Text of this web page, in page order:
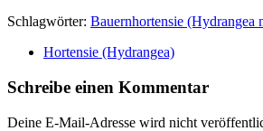
Schlagwörter: Bauernhortensie (Hydrangea
Hortensie (Hydrangea)
Schreibe einen Kommentar
Deine E-Mail-Adresse wird nicht